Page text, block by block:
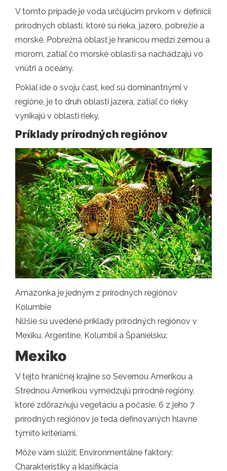
V tomto prípade je voda určujúcim prvkom v definícii
prírodných oblastí, ktoré sú rieka, jazero, pobrežie a
morské. Pobrežná oblasť je hranicou medzi zemou a
morom, zatiaľ čo morské oblasti sa nachádzajú vo
vnútri a oceány.
Pokiaľ ide o svoju časť, keď sú dominantnými v
regióne, je to druh oblasti jazera, zatiaľ čo rieky
vynikajú v oblasti rieky.
Príklady prírodných regiónov
Amazonka je jedným z prírodných regiónov
Kolumbie
Nižšie sú uvedené príklady prírodných regiónov v
Mexiku, Argentíne, Kolumbii a Španielsku:
Mexiko
V tejto hraničnej krajine so Severnou Amerikou a
Strednou Amerikou vymedzujú prírodné regióny,
ktoré zdôrazňujú vegetáciu a počasie. 6 z jeho 7
prírodných regiónov je teda definovaných hlavne
týmito kritériami.
Môže vám slúžiť: Environmentálne faktory:
Charakteristiky a klasifikácia